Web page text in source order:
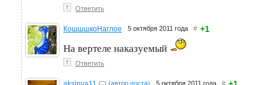
↑ Ответить
КошшшкоНаглое 5 октября 2011 года # +1
На вертеле наказуемый
↑ Ответить
(автор поста) 5 октября 2011 года #